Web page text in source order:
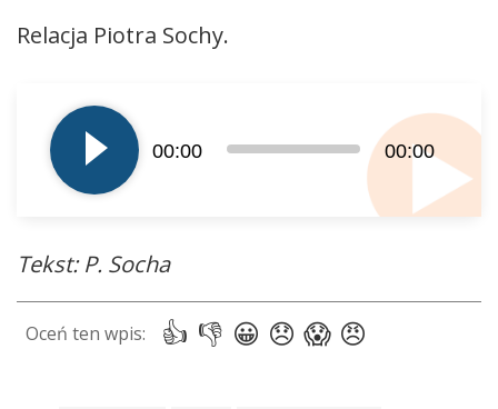
Relacja Piotra Sochy.
plików
dźwiękowych
00:00 00:00
Tekst: P. Socha